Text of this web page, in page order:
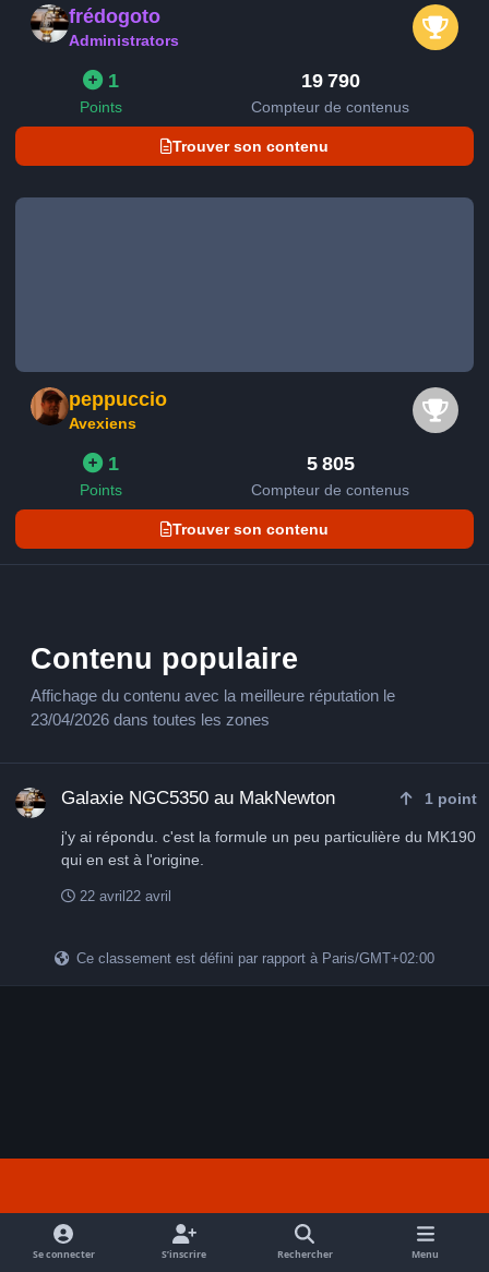
frédogoto
Administrators
1
Points
19 790
Compteur de contenus
Trouver son contenu
peppuccio
Avexiens
1
Points
5 805
Compteur de contenus
Trouver son contenu
Contenu populaire
Affichage du contenu avec la meilleure réputation le
23/04/2026 dans toutes les zones
Galaxie NGC5350 au MakNewton 1 point
j'y ai répondu. c'est la formule un peu particulière du MK190
qui en est à l'origine.
22 avril 22 avril
Ce classement est défini par rapport à Paris/GMT+02:00
f
a
Se connecter S’inscrire Rechercher Menu